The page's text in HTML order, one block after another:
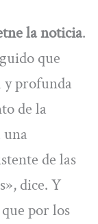
la noticia.
que
y profunda
de la
de las
dice. Y
por los